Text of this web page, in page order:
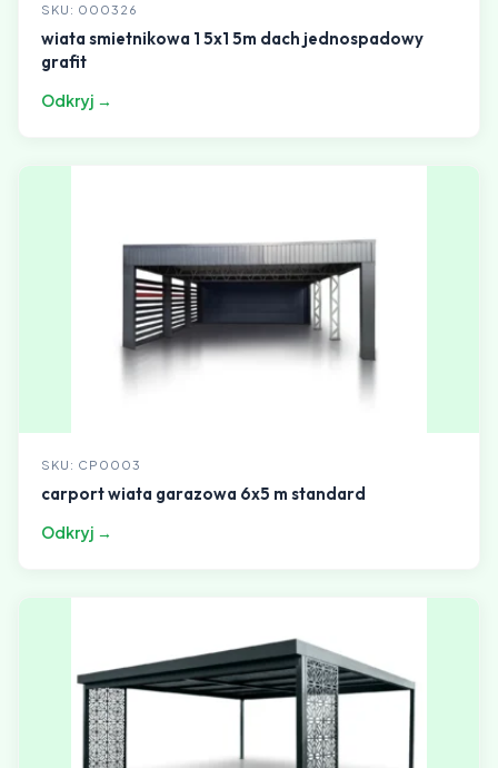
SKU: 000326
wiata smietnikowa 1 5x1 5m dach jednospadowy
grafit
Odkryj →
SKU: CP0003
carport wiata garazowa 6x5 m standard
Odkryj →